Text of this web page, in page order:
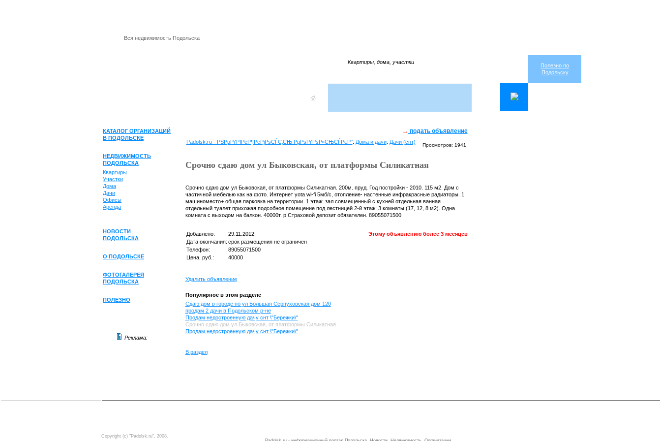
Вся недвижимость Подольска
Квартиры, дома, участки
Полезно по
Подольску
КАТАЛОГ ОРГАНИЗАЦИЙ
В ПОДОЛЬСКЕ
НЕДВИЖИМОСТЬ
ПОДОЛЬСКА
Квартиры
Участки
Дома
Дачи
Офисы
Аренда
НОВОСТИ
ПОДОЛЬСКА
О ПОДОЛЬСКЕ
ФОТОГАЛЕРЕЯ
ПОДОЛЬСКА
ПОЛЕЗНО
Реклама:
→ подать объявление
Padolsk.ru - РЅРµРґРІРёР¶РёРјРѕСЃС‚СЊ РџРѕРґРѕР»СЊСЃРєР°: Дома и дачи: Дачи (снт)
Просмотров: 1941
Срочно сдаю дом ул Быковская, от платформы Силикатная
Срочно сдаю дом ул Быковская, от платформы Силикатная. 200м. пруд. Год постройки - 2010. 115 м2. Дом с
частичной мебелью как на фото. Интернет yota wi-fi 5мб/с, отопление- настенные инфракрасные радиаторы. 1
машиноместо+ общая парковка на территории. 1 этаж: зал совмещенный с кухней отдельная ванная
отдельный туалет прихожая подсобное помещение под лестницей 2-й этаж: 3 комнаты (17, 12, 8 м2). Одна
комната с выходом на балкон. 40000т. р Страховой депозит обязателен. 89055071500
Добавлено: 29.11.2012
Этому объявлению более 3 месяцев
Дата окончания: срок размещения не ограничен
Телефон:
89055071500
Цена, руб.:
40000
Удалить объявление
Популярное в этом разделе
Сдаю дом в городе по ул Большая Серпуховская дом 120
продам 2 дачи в Подольском р-не
Продам недостроенную дачу снт \"Бережки\"
Срочно сдаю дом ул Быковская, от платформы Силикатная
Продам недостроенную дачу снт \"Бережки\"
В раздел
Copyright (c) "Padolsk.ru", 2008.